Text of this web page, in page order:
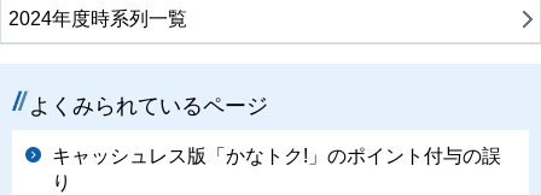
2024年度時系列一覧
よくみられているページ
キャッシュレス版「かなトク!」のポイント付与の誤
り